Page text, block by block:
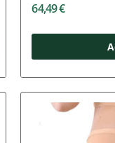
64,49 €